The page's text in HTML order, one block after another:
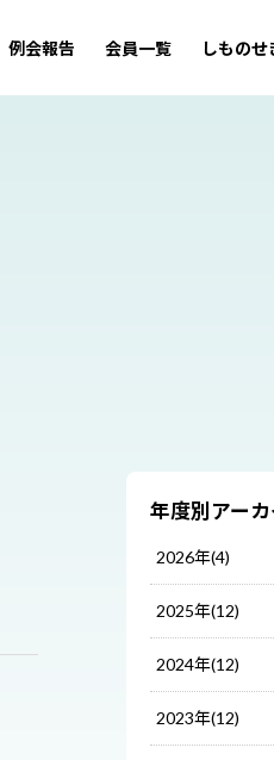
例会報告 会員一覧 しものせ
年度別アー
2026年(4)
2025年(12)
2024年(12)
2023年(12)